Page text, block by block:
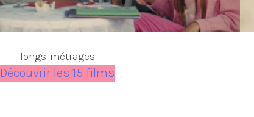
longs-métrages
Découvrir les 15 films